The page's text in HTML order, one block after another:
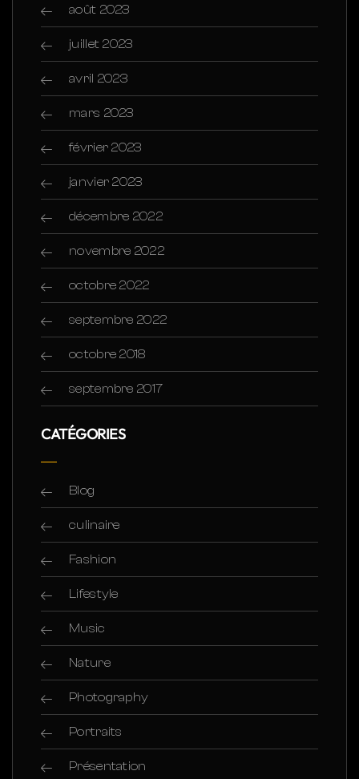
août 2023
juillet 2023
avril 2023
mars 2023
février 2023
janvier 2023
décembre 2022
novembre 2022
octobre 2022
septembre 2022
octobre 2018
septembre 2017
CATÉGORIES
Blog
culinaire
Fashion
Lifestyle
Music
Nature
Photography
Portraits
Présentation